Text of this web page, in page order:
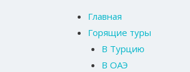
Главная
Горящие туры
В Турцию
В ОАЭ